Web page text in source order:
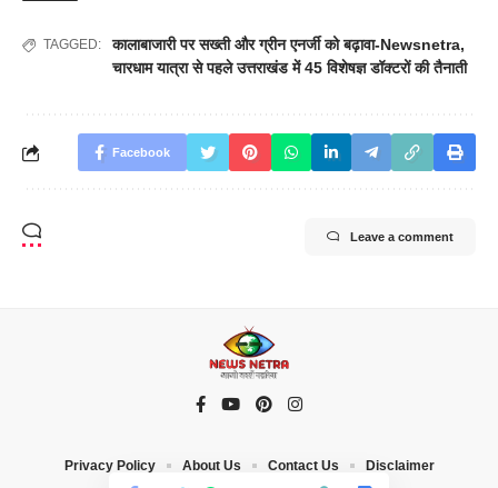
TAGGED: कालाबाजारी पर सख्ती और ग्रीन एनर्जी को बढ़ावा-Newsnetra,
चारधाम यात्रा से पहले उत्तराखंड में 45 विशेषज्ञ डॉक्टरों की तैनाती
Facebook
Leave a comment
Privacy Policy About Us Contact Us Disclaimer